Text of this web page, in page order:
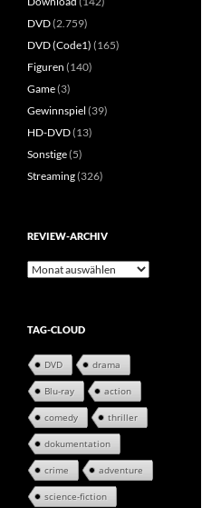
DVD(2.759)
DVD (Code1) (165)
Figuren (140)
Game(3)
Gewinnspiel (39)
HD-DVD(13)
Sonstige(5)
Streaming(326)
REVIEW-ARCHIV
Review-
TAG-CLOUD
DVD drama
Blu-ray action
comedy thriller
dokumentation
crime adventure
science-fiction